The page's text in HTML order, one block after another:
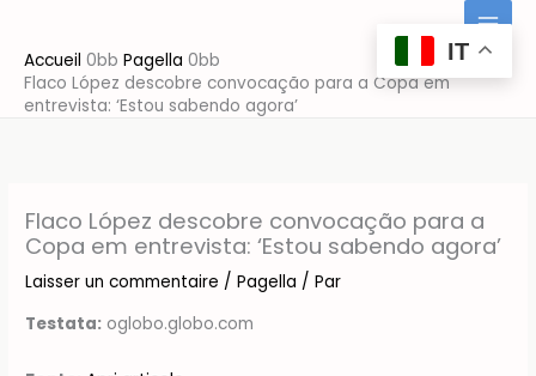
contenu
Accueil
Pagella
Flaco López descobre convocação para a Copa em
entrevista: ‘Estou sabendo agora’
Flaco López descobre convocação para a
Copa em entrevista: ‘Estou sabendo agora’
Laisser un commentaire /Pagella / Par
Testata: oglobo.globo.com
IT